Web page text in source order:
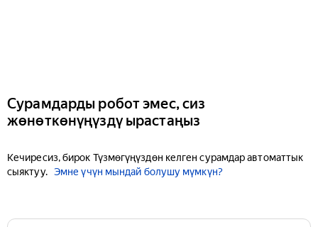
Сурамдарды робот эмес, сиз
жөнөткөнүңүздү ырастаңыз
Кечиресиз, бирок Түзмөгүңүздөн келген сурамдар автоматтык
сыяктуу. Эмне үчүн мындай болушу мүмкүн?